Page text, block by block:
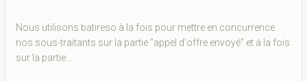
Nous utilisons batireso à la fois pour mettre en concurrence
nos sous-traitants sur la partie "appel d'offre envoyé" et à la fois
sur la partie ...